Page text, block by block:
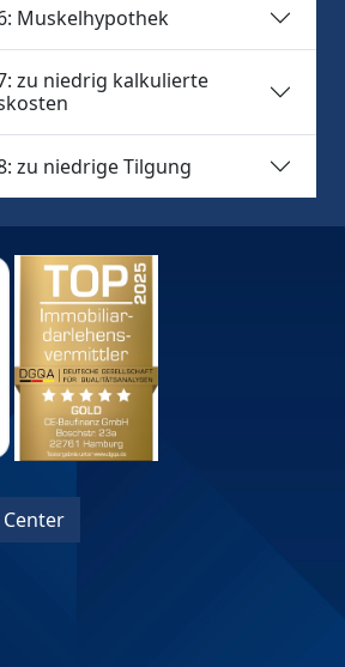
Muskelhypothek
zu niedrig kalkulierte
zu niedrige Tilgung